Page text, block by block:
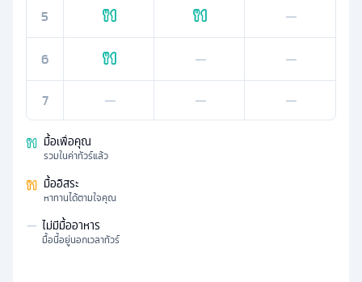
5 —
6 —
—
7
— — —
มื้อเพื่อคุณ
รวมในค่าทัวร์แล้ว
มื้ออิสระ
หาทานได้ตามใจคุณ
— ไม่มีมื้ออาหาร
มื้อนี้อยู่นอกเวลาทัวร์